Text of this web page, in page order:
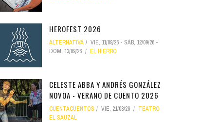
HEROFEST 2026
ALTERNATIVA VIE, 11/09/26 - SÁB, 12/09/26 -
DOM, 13/09/26
EL HIERRO
CELESTE ABBA Y ANDRÉS GONZÁLEZ
NOVOA - VERANO DE CUENTO 2026
CUENTACUENTOS VIE, 21/08/26
TEATRO
EL SAUZAL